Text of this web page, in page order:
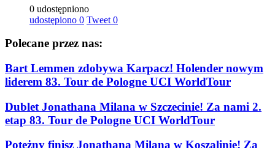
0 udostępniono
udostępiono 0 Tweet 0
Polecane przez nas:
Bart Lemmen zdobywa Karpacz! Holender nowym
liderem 83. Tour de Pologne UCI WorldTour
Dublet Jonathana Milana w Szczecinie! Za nami 2.
etap 83. Tour de Pologne UCI WorldTour
Potężny finisz Jonathana Milana w Koszalinie! Za